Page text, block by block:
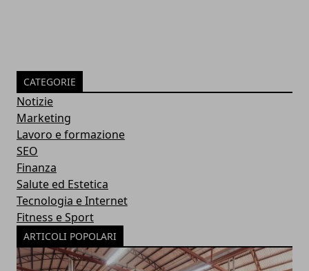
CATEGORIE
Notizie
Marketing
Lavoro e formazione
SEO
Finanza
Salute ed Estetica
Tecnologia e Internet
Fitness e Sport
ARTICOLI POPOLARI